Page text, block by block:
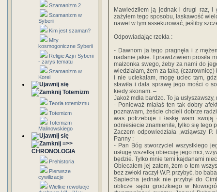
Szamanizm 2
Szamanizm w
Syberii
Kim jest szaman?
Mity
kosmogoniczne Syberii
Religie Azji i Syberii
- zarys tematu
Szamanizm w
Korei
Totemizm
Teoria totemizmu
Totemizm
Totemizm
Malinowskiego
=>>
CHRONOLOGIA
Prehistoria
Pierwsze
cywilizacje
Wielkie rewolucje
Mawiedziłem ją jednak i drugi raz, i
zażyłem tego sposobu, łaskawość
nawet w tym assekurować, jeśliby
Odpowiadając rzekła :
- Dawnom ja tego pragnęła i z
nadanie jakie. I prawdziwiem prosiła
małzonka swego, żeby za nami do
wiedziałam, żem za taką (czarownicę)
i nie uciekałam, mogę uciec tam,
stawiła i dała sprawę jego mości o
kiedy skonam. –
Jakoż mdła bardzo. To ja
- Ponieważ miałaś ten tak dobry
poznawam, żeście chcieli dobrze
was potrzebuje i łaskę wam
odniesiecie znamienite, tylko się tego
Zaczem odpowiedziała ,wziąwszy
Panny :
- Pan Bóg stworzyciel wszystkiego
usługę wszelką obiecuję jego mci,
będzie. Tylko mnie temi kajdanami
Obiecałem jej zatem, żem o tem
bez zwłoki raczył W.P. przybyć, bo
Sapiecha jednak nie przybył do
oblicze sądu grodzkiego w